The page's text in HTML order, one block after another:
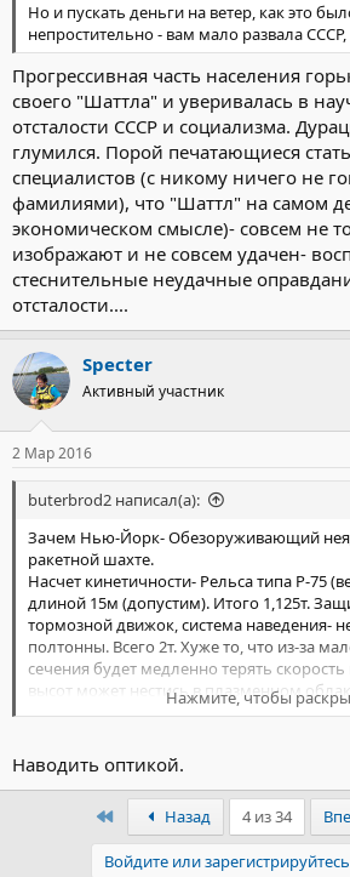
Но и пускать деньги на ветер, как это
непростительно - вам мало развала СССР,
Прогрессивная часть населения
своего "Шаттла" и уверивалась в
отсталости СССР и социализма.
глумился. Порой печатающиеся
специалистов (с никому ничего не
фамилиями), что "Шаттл" на самом
экономическом смысле)- совсем не
изображают и не совсем удачен-
стеснительные неудачные
отсталости....
Specter
Активный участник
2 Мар 2016
buterbrod2 написал(а):
Зачем Нью-Йорк- Обезоруживающий
ракетной шахте.
Насчет кинетичности- Рельса типа Р-75
длиной 15м (допустим). Итого 1,125т.
тормозной движок, система наведения-
полтонны. Всего 2т. Хуже то, что из-за
сечения будет медленно терять
высот может нестись в плазменном
для радиоволн. Проблемы с
Нажмите, чтобы
Наводить оптикой.
ПервыйНазад 4 из 34
Войдите или